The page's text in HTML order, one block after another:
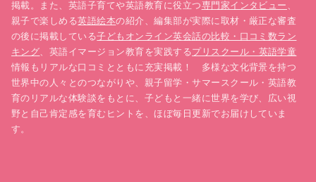
掲載。また、英語子育てや英語教育に役立つ専門家インタビュー
親子で楽しめる英語絵本の紹介、編集部が実際に取材・厳正な審査
の後に掲載している子どもオンライン英会話の比較・口コミ数ラン
キング 、英語イマージョン教育を実践するプリスクール・英語学童
情報もリアルな口コミとともに充実掲載！ 多様な文化背景を持つ
世界中の人々とのつながりや、親子留学・サマースクール・英語教
育のリアルな体験談をもとに、子どもと一緒に世界を学び、広い視
野と自己肯定感を育むヒントを、ほぼ毎日更新でお届けしていま
す。